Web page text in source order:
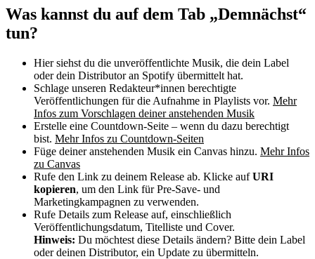
Was kannst du auf dem Tab „Demnächst“
tun?
Hier siehst du die unveröffentlichte Musik, die dein Label
oder dein Distributor an Spotify übermittelt hat.
Schlage unseren Redakteur*innen berechtigte
Veröffentlichungen für die Aufnahme in Playlists vor. Mehr
Infos zum Vorschlagen deiner anstehenden Musik
Erstelle eine Countdown-Seite – wenn du dazu berechtigt
bist. Mehr Infos zu Countdown-Seiten
Füge deiner anstehenden Musik ein Canvas hinzu. Mehr Infos
zu Canvas
Rufe den Link zu deinem Release ab. Klicke aufURI
kopieren, um den Link für Pre-Save- und
Marketingkampagnen zu verwenden.
Rufe Details zum Release auf, einschließlich
Veröffentlichungsdatum, Titelliste und Cover.
Hinweis: Du möchtest diese Details ändern? Bitte dein Label
oder deinen Distributor, ein Update zu übermitteln.